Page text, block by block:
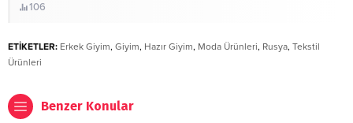
106
ETİKETLER: Erkek Giyim, Giyim, Hazır Giyim, Moda Ürünleri, Rusya, Tekstil
Ürünleri
Benzer Konular